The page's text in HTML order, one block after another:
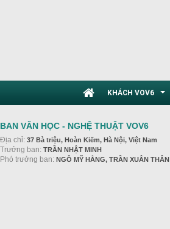
KHÁCH VOV6
BAN VĂN HỌC - NGHỆ THUẬT VOV6
Địa chỉ: 37 Bà triệu, Hoàn Kiếm, Hà Nội, Việt Nam
Trưởng ban: TRẦN NHẬT MINH
Phó trưởng ban: NGÔ MỸ HẰNG, TRẦN XUÂN THÂN